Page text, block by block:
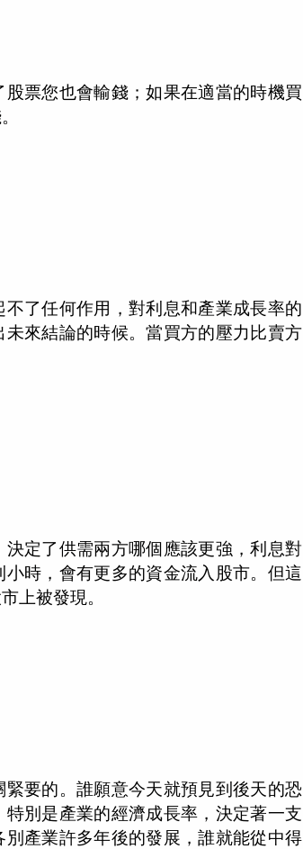
票您也會輸錢；如果在適當的時機買
了任何作用，對利息和產業成長率的
來結論的時候。當買方的壓力比賣方
定了供需兩方哪個應該更強，利息對
時，會有更多的資金流入股市。但這
上被發現。
要的。誰願意今天就預見到後天的恐
別是產業的經濟成長率，決定著一支
產業許多年後的發展，誰就能從中得